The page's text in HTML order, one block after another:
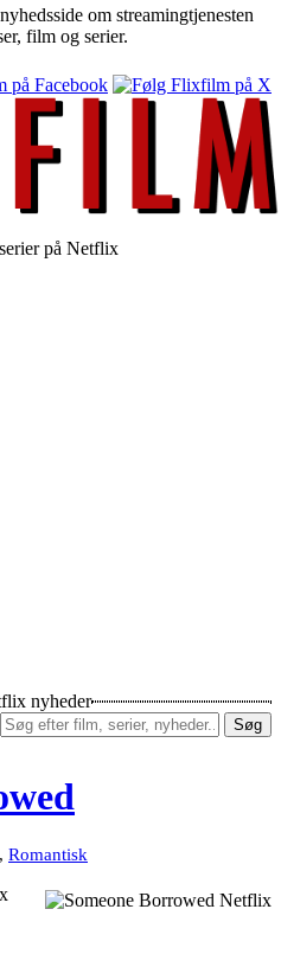
om streamingtjenesten
film og serier.
på Netflix
nyheder
Søg
, Romantisk